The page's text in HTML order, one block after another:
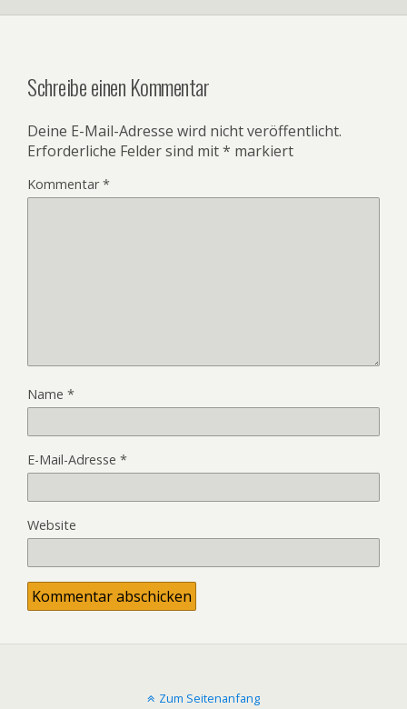
Schreibe einen Kommentar
Deine E-Mail-Adresse wird nicht veröffentlicht.
Erforderliche Felder sind mit* markiert
Kommentar*
Name *
E-Mail-Adresse *
Website
Zum Seitenanfang